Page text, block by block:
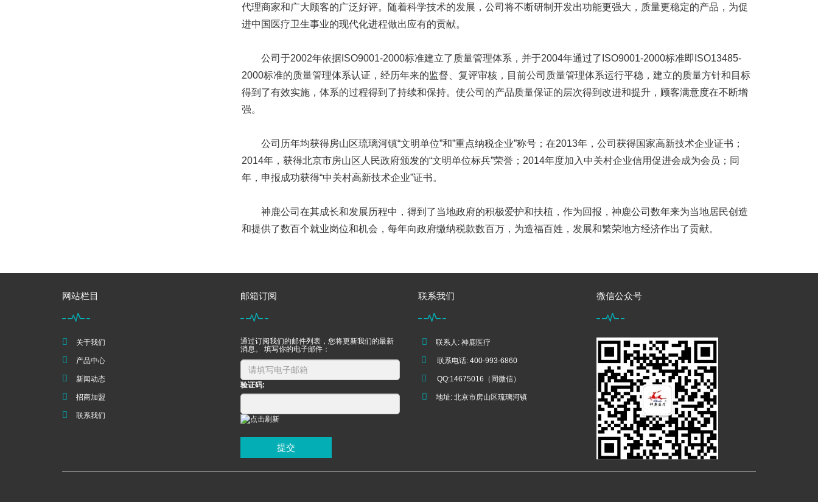
代理商家和广大顾客的广泛好评。随着科学技术的发展，公司将不断研制开发出功能更强大，质量更稳定的产品，为促
进中国医疗卫生事业的现代化进程做出应有的贡献。
公司于2002年依据ISO9001-2000标准建立了质量管理体系，并于2004年通过了ISO9001-2000标准即ISO13485-
2000标准的质量管理体系认证，经历年来的监督、复评审核，目前公司质量管理体系运行平稳，建立的质量方针和目标
得到了有效实施，体系的过程得到了持续和保持。使公司的产品质量保证的层次得到改进和提升，顾客满意度在不断增
强。
公司历年均获得房山区琉璃河镇“文明单位”和”重点纳税企业”称号；在2013年，公司获得国家高新技术企业证书；
2014年，获得北京市房山区人民政府颁发的“文明单位标兵”荣誉；2014年度加入中关村企业信用促进会成为会员；同
年，申报成功获得“中关村高新技术企业”证书。
神鹿公司在其成长和发展历程中，得到了当地政府的积极爱护和扶植，作为回报，神鹿公司数年来为当地居民创造
和提供了数百个就业岗位和机会，每年向政府缴纳税款数百万，为造福百姓，发展和繁荣地方经济作出了贡献。
网站栏目
关于我们
产品中心
新闻动态
招商加盟
联系我们
邮箱订阅
通过订阅我们的邮件列表，您将更新我们的最新
消息。 填写你的电子邮件：
验证码:
提交
联系我们
联系人: 神鹿医疗
联系电话: 400-993-6860
QQ:14675016（同微信）
地址: 北京市房山区琉璃河镇
微信公众号